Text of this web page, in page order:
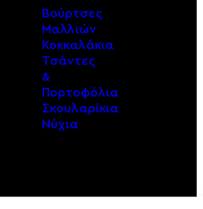
Βούρτσες
Μαλλιών
Κοκκαλάκια
Τσάντες
&
Πορτοφόλια
Σκουλαρίκια
Νύχια